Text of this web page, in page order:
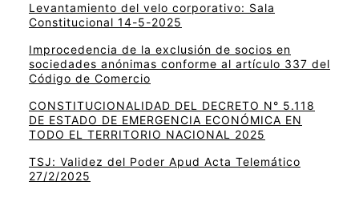
Levantamiento del velo corporativo: Sala
Constitucional 14-5-2025
Improcedencia de la exclusión de socios en
sociedades anónimas conforme al artículo 337 del
Código de Comercio
CONSTITUCIONALIDAD DEL DECRETO N° 5.118
DE ESTADO DE EMERGENCIA ECONÓMICA EN
TODO EL TERRITORIO NACIONAL 2025
TSJ: Validez del Poder Apud Acta Telemático
27/2/2025